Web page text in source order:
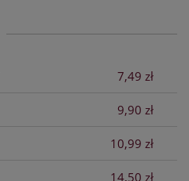
7,49 zł
9,90 zł
10,99 zł
14,50 zł